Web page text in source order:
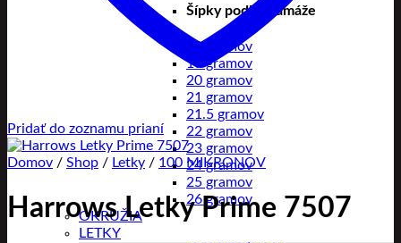
Šípky podľa gramáže
18 gramov
19 gramov
20 gramov
21 gramov
21.5 gramov
22 gramov
23 gramov
24 gramov
25 gramov
26 gramov
OKRUŽIA
LETKY
Pridať do zoznamu prianí
Domov / Shop / Letky / 100 MIKRONOV
Harrows Letky Prime 7507